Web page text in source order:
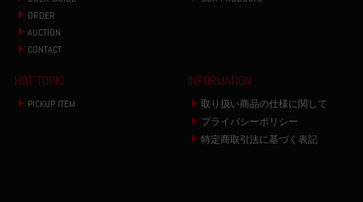
ORDER
AUCTION
CONTACT
HOT TOPIC
PICKUP ITEM
INFORMATION
取り扱い商品の仕様に関して
プライバシーポリシー
特定商取引法に基づく表記